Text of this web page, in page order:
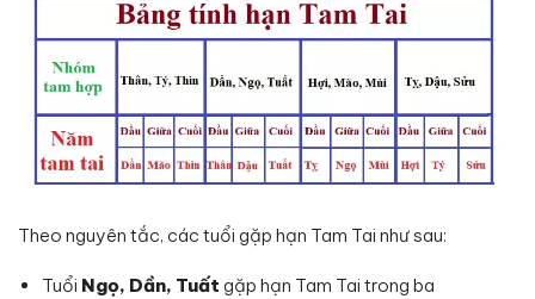
Theo nguyên tắc, các tuổi gặp hạn Tam Tai như sau:
Tuổi Ngọ, Dần, Tuất gặp hạn Tam Tai trong ba